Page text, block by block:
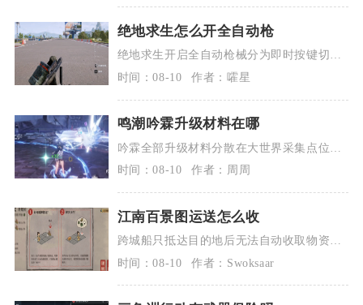
绝地求生怎么开全自动枪
绝地求生开启全自动枪械分为即时按键切换
和拾取自动预设两种核心方式，掌握基础操
作搭...
时间：08-10 作者：嚯星
鸣潮吟霖升级材料在哪
吟霖全部升级材料分散在大世界采集点位、
固定副本、世界BOSS以及周常BOSS四个...
时间：08-10 作者：周周
江南百景图运送怎么收
跨城船只抵达目的地后无法自动收取物资，
必须切换至目标州府地图，在码头河道点击
带完...
时间：08-10 作者：Swoksaar